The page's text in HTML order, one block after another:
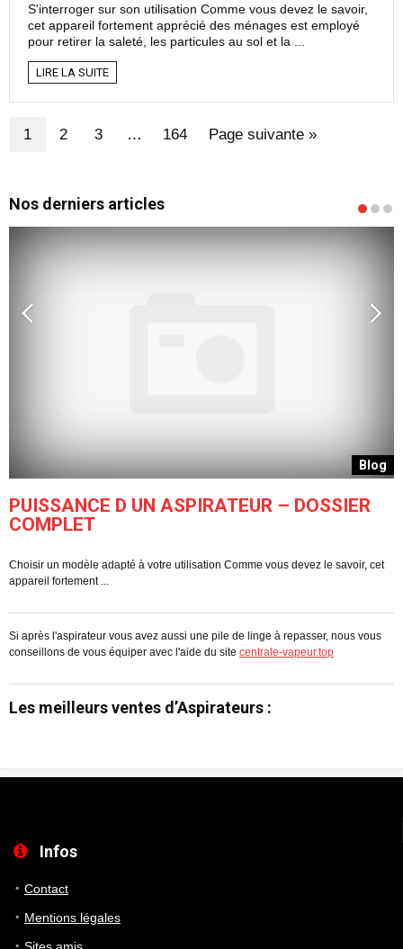
S'interroger sur son utilisation Comme vous devez le savoir,
cet appareil fortement apprécié des ménages est employé
pour retirer la saleté, les particules au sol et la ...
LIRE LA SUITE
1 2 3 … 164 Page suivante »
Nos derniers articles
Blog
PUISSANCE D UN ASPIRATEUR – DOSSIER
COMPLET
Choisir un modèle adapté à votre utilisation Comme vous devez le savoir, cet
appareil fortement ...
Si après l'aspirateur vous avez aussi une pile de linge à repasser, nous vous
conseillons de vous équiper avec l'aide du site centrale-vapeur.top
Les meilleurs ventes d’Aspirateurs :
Infos
Contact
Mentions légales